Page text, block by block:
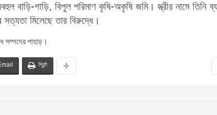
বাড়ি-গাড়ি, বিপুল পরিমাণ কৃষি-অকৃষি জমি। স্ত্রীর নামে তিনি
সত্যতা মিলেছে তার বিরুদ্ধে।
সম্পদের পাহাড়।
প্রিন্ট